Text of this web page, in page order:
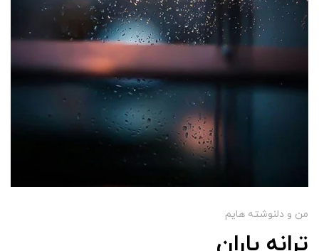
من و دلنوشته هایم
ترانه باران